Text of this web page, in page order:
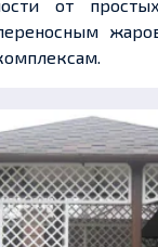
от